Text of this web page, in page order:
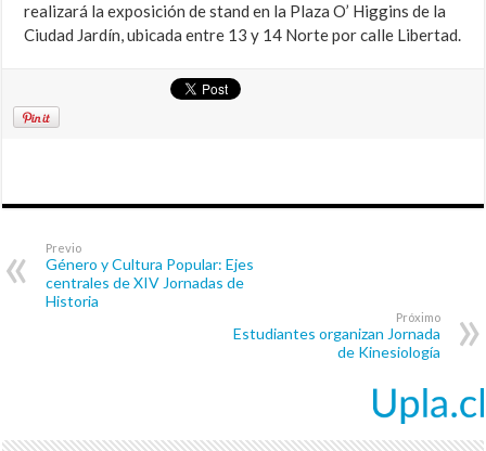
realizará la exposición de stand en la Plaza O’ Higgins de la
Ciudad Jardín, ubicada entre 13 y 14 Norte por calle Libertad.
Previo
Género y Cultura Popular: Ejes
centrales de XIV Jornadas de
Historia
Próximo
Estudiantes organizan Jornada
de Kinesiología